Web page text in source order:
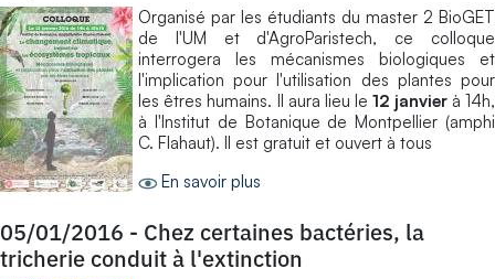
Organisé par les étudiants du master 2 BioGET
de l'UM et d'AgroParistech, ce colloque
interrogera les mécanismes biologiques et
l'implication pour l'utilisation des plantes pour
les êtres humains. Il aura lieu le12 janvierà 14h,
à l'Institut de Botanique de Montpellier (amphi
C. Flahaut). Il est gratuit et ouvert à tous
En savoir plus
05/01/2016 - Chez certaines bactéries, la
tricherie conduit à l'extinction